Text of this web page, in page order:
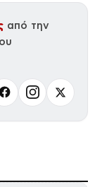
από την